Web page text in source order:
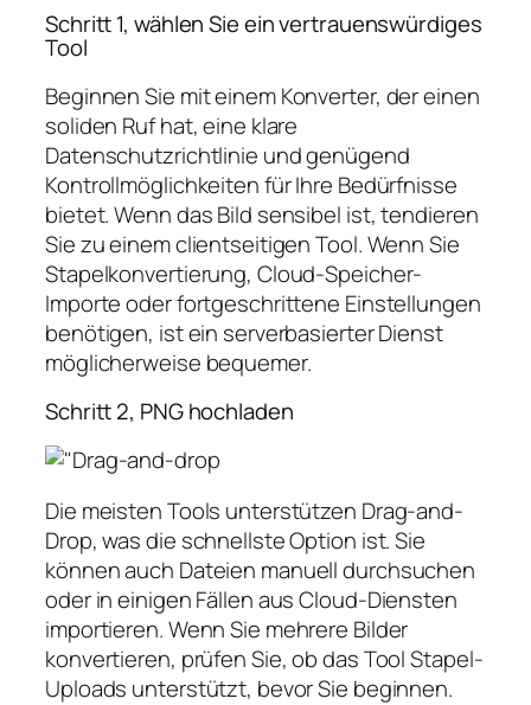
Schritt 1, wählen Sie ein vertrauenswürdiges
Tool
Beginnen Sie mit einem Konverter, der einen
soliden Ruf hat, eine klare
Datenschutzrichtlinie und genügend
Kontrollmöglichkeiten für Ihre Bedürfnisse
bietet. Wenn das Bild sensibel ist, tendieren
Sie zu einem clientseitigen Tool. Wenn Sie
Stapelkonvertierung, Cloud-Speicher-
Importe oder fortgeschrittene Einstellungen
benötigen, ist ein serverbasierter Dienst
möglicherweise bequemer.
Schritt 2, PNG hochladen
Die meisten Tools unterstützen Drag-and-
Drop, was die schnellste Option ist. Sie
können auch Dateien manuell durchsuchen
oder in einigen Fällen aus Cloud-Diensten
importieren. Wenn Sie mehrere Bilder
konvertieren, prüfen Sie, ob das Tool Stapel-
Uploads unterstützt, bevor Sie beginnen.